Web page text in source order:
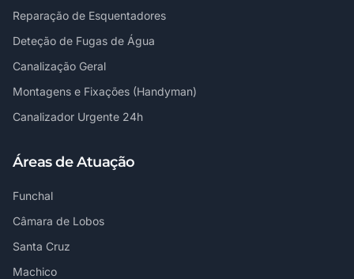
Reparação de Esquentadores
Deteção de Fugas de Água
Canalização Geral
Montagens e Fixações (Handyman)
Canalizador Urgente 24h
Áreas de Atuação
Funchal
Câmara de Lobos
Santa Cruz
Machico